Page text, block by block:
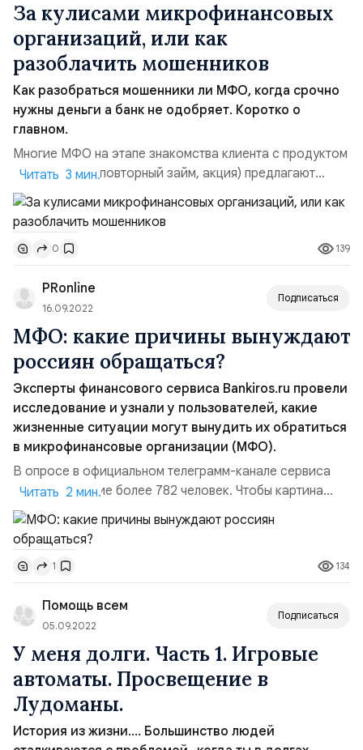
За кулисами микрофинансовых
организаций, или как
разоблачить мошенников
Как разобраться мошенники ли МФО, когда срочно
нужны деньги а банк не одобряет. Коротко о
главном.
Многие МФО на этапе знакомства клиента с продуктом
(первый займ, повторный займ, акция) предлагают
сниженную процентную ставку, НО по факту, когда
клиент подходит в офис для оформления договора —
% ставка обозначается совсем не та, на которую
рассчитывали изначально. С чем это связано? C
выгодой, конечно же. Каждый хочет получить
желаемое...
Читать 3 мин.
0 139
PRonline
16.09.2022
Подписаться
МФО: какие причины вынуждают
россиян обращаться?
Эксперты финансового сервиса Bankiros.ru провели
исследование и узнали у пользователей, какие
жизненные ситуации могут вынудить их обратиться
в микрофинансовые организации (МФО).
В опросе в официальном телеграмм-канале сервиса
приняло участие более 782 человек. Чтобы картина
была наиболее полной, участники могли выбирать
не один, а несколько вариантов ответа.МФО: почему
россияне готовы обратиться в МФО?. Подавляющее
большинство опрошенных (88%) уверены, что никогда
не обратятся в микрофинансовые организации —
независим...
Читать 2 мин.
1 134
Помощь всем
05.09.2022
Подписаться
У меня долги. Часть 1. Игровые
автоматы. Просвещение в
Лудоманы.
История из жизни…. Большинство людей